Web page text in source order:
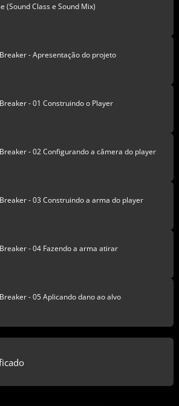
(Sound Class e Sound Mix)
- Apresentação do projeto
- 01 Construindo o Player
- 02 Configurando a câmera do player
- 03 Construindo a arma do player
- 04 Fazendo a arma atirar
- 05 Aplicando dano ao alvo